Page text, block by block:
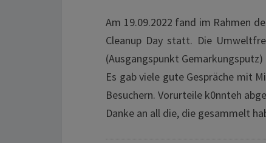
Am 19.09.2022 fand im Rahmen
Cleanup Day statt. Die
(Ausgangspunkt
Es gab viele gute Gespräche mit
Besuchern. Vorurteile k0nnteh
Danke an all die, die gesammelt